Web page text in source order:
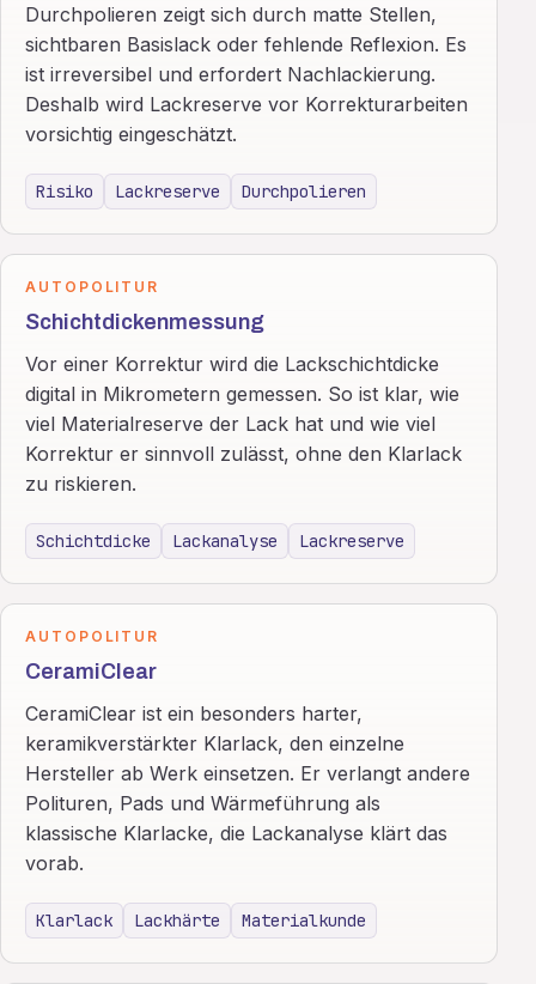
Durchpolieren zeigt sich durch matte Stellen,
sichtbaren Basislack oder fehlende Reflexion. Es
ist irreversibel und erfordert Nachlackierung.
Deshalb wird Lackreserve vor Korrekturarbeiten
vorsichtig eingeschätzt.
Risiko Lackreserve Durchpolieren
AUTOPOLITUR
Schichtdickenmessung
Vor einer Korrektur wird die Lackschichtdicke
digital in Mikrometern gemessen. So ist klar, wie
viel Materialreserve der Lack hat und wie viel
Korrektur er sinnvoll zulässt, ohne den Klarlack
zu riskieren.
Schichtdicke Lackanalyse Lackreserve
AUTOPOLITUR
CeramiClear
CeramiClear ist ein besonders harter,
keramikverstärkter Klarlack, den einzelne
Hersteller ab Werk einsetzen. Er verlangt andere
Polituren, Pads und Wärmeführung als
klassische Klarlacke, die Lackanalyse klärt das
vorab.
Klarlack Lackhärte Materialkunde